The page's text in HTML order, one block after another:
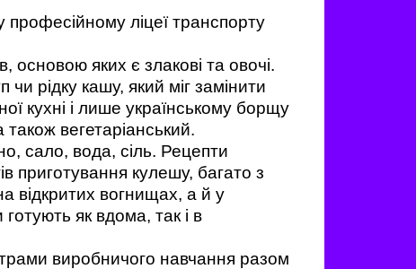
ліцеї транспорту
основою яких є злакові та овочі.
рідку кашу, який міг замінити
кухні і лише українському борщу
вегетаріанський.
сало, вода, сіль. Рецепти
приготування кулешу, багато з
відкритих вогнищах, а й у
як вдома, так і в
виробничого навчання разом